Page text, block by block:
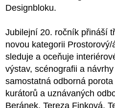
Designbloku.
Jubilejní 20. ročník přináší
novou kategorii
sleduje a oceňuje
výstav, scénografii a
samostatná odborná
kurátorů a uznávaných
Beránek, Tereza Finková,